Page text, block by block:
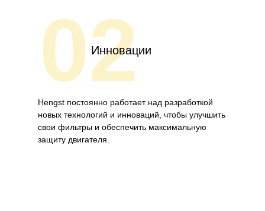
02
Инновации
Hengst постоянно работает над разработкой
новых технологий и инноваций, чтобы улучшить
свои фильтры и обеспечить максимальную
защиту двигателя.